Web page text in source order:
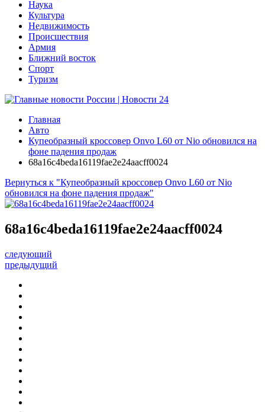
Наука
Культура
Недвижимость
Происшествия
Армия
Ближний восток
Спорт
Туризм
Главная
Авто
Купеобразный кроссовер Onvo L60 от Nio обновился на
фоне падения продаж
68a16c4beda16119fae2e24aacff0024
Вернуться к "Купеобразный кроссовер Onvo L60 от Nio
обновился на фоне падения продаж"
68a16c4beda16119fae2e24aacff0024
следующий
предыдущий